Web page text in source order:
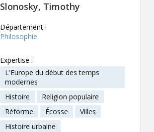
Slonosky, Timothy
Département :
Philosophie
Expertise :
L'Europe du début des temps
modernes
Histoire
Religion populaire
Réforme
Écosse
Villes
Histoire urbaine